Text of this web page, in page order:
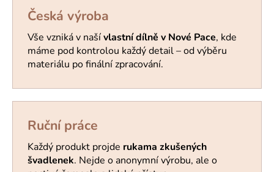
Česká výroba
Vše vzniká v našívlastní dílně v Nové Pace, kde
máme pod kontrolou každý detail – od výběru
materiálu po finální zpracování.
Ruční práce
Každý produkt projde rukama zkušených
švadlenek. Nejde o anonymní výrobu, ale o